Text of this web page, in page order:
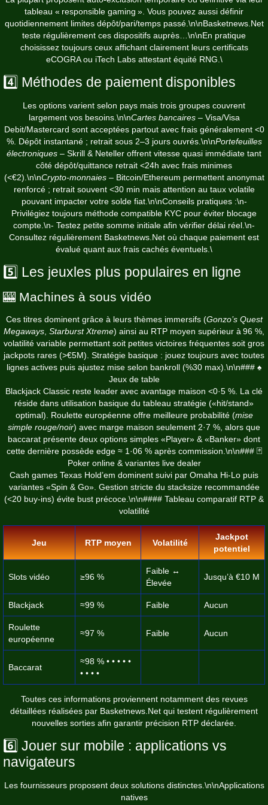
tableau « responsible gaming ». Vous pouvez aussi définir
quotidiennement limites dépôt/pari/temps passé.\n\nBasketnews.Net
teste régulièrement ces dispositifs auprès…\n\nEn pratique
choisissez toujours ceux affichant clairement leurs certificats
eCOGRA ou iTech Labs attestant équité RNG.\
4️⃣ Méthodes de paiement disponibles
Les options varient selon pays mais trois groupes couvrent
largement vos besoins.\n\nCartes bancaires– Visa/Visa
Debit/Mastercard sont acceptées partout avec frais généralement <0
%. Dépôt instantané ; retrait sous 2–3 jours ouvrés.\n\nPortefeuilles
électroniques – Skrill & Neteller offrent vitesse quasi immédiate tant
côté dépôt/quittance retrait <24h avec frais minimes
(<€2).\n\nCrypto‑monnaies– Bitcoin/Ethereum permettent anonymat
renforcé ; retrait souvent <30 min mais attention au taux volatile
pouvant impacter votre solde fiat.\n\nConseils pratiques :\n-
Privilégiez toujours méthode compatible KYC pour éviter blocage
compte.\n- Testez petite somme initiale afin vérifier délai réel.\n-
Consultez régulièrement Basketnews.Net où chaque paiement est
évalué quant aux frais cachés éventuels.\
5️⃣ Les jeuxles plus populaires en ligne
🎰 Machines à sous vidéo
Ces titres dominent grâce à leurs thèmes immersifs (Gonzo’s Quest
Megaways Starburst Xtreme) ainsi au RTP moyen supérieur à 96 %,
volatilité variable permettant soit petites victoires fréquentes soit gros
jackpots rares (>€5M). Stratégie basique : jouez toujours avec toutes
lignes actives puis ajustez mise selon bankroll (%30 max).\n\n### ♠️
Jeux de table
Blackjack Classic reste leader avec avantage maison <0·5 %. La clé
réside dans utilisation basique du tableau stratégie («hit/stand»
optimal). Roulette européenne offre meilleure probabilité (mise
simple rouge/noir) avec marge maison seulement 2·7 %, alors que
baccarat présente deux options simples «Player» & «Banker» dont
cette dernière possède edge ≈ 1·06 % après commission.\n\n### 🃏
Poker online & variantes live dealer
Cash games Texas Hold’em dominent suivi par Omaha Hi-Lo puis
variantes «Spin & Go». Gestion stricte du stacksize recommandée
(<20 buy‑ins) évite bust précoce.\n\n#### Tableau comparatif RTP &
volatilité
Jeu RTP moyen Volatilité
Jackpot
potentiel
Slots vidéo ≥96 %
Faible ↔︎
Élevée
Jusqu’à €10 M
Blackjack ≈99 % Faible Aucun
Roulette
européenne
≈97 % Faible Aucun
Baccarat
≈98 % • • • • •
• • • •
Toutes ces informations proviennent notamment des revues
détaillées réalisées par Basketnews.Net qui testent régulièrement
nouvelles sorties afin garantir précision RTP déclarée.
6️⃣ Jouer sur mobile : applications vs
navigateurs
Les fournisseurs proposent deux solutions distinctes.\n\nApplications
natives